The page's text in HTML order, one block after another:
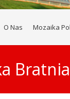
O Nas Mozaika